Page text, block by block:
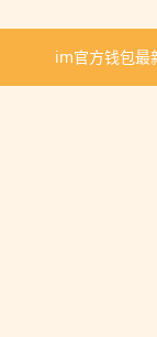
im官方钱包最